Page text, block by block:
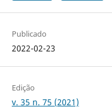
Publicado
2022-02-23
Edição
v. 35 n. 75 (2021)